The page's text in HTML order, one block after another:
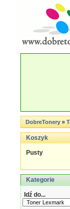
DobreTonery»
Koszyk
Pusty
Kategorie
Idź do...